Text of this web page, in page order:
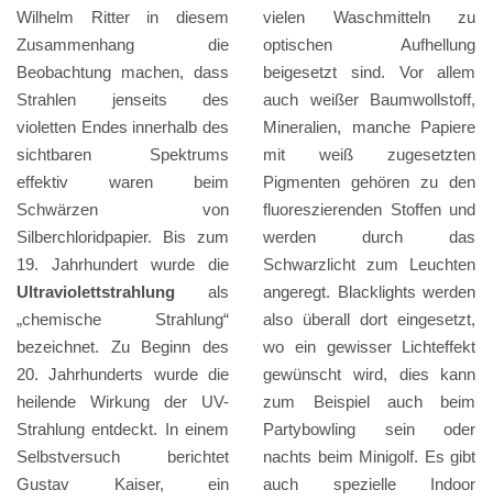
Wilhelm Ritter in diesem
Zusammenhang die
Beobachtung machen, dass
Strahlen jenseits des
violetten Endes innerhalb des
sichtbaren Spektrums
effektiv waren beim
Schwärzen von
Silberchloridpapier. Bis zum
19. Jahrhundert wurde die
Ultraviolettstrahlung als
„chemische Strahlung“
bezeichnet. Zu Beginn des
20. Jahrhunderts wurde die
heilende Wirkung der UV-
Strahlung entdeckt. In einem
Selbstversuch berichtet
Gustav Kaiser, ein
vielen Waschmitteln zu
optischen Aufhellung
beigesetzt sind. Vor allem
auch weißer Baumwollstoff,
Mineralien, manche Papiere
mit weiß zugesetzten
Pigmenten gehören zu den
fluoreszierenden Stoffen und
werden durch das
Schwarzlicht zum Leuchten
angeregt. Blacklights werden
also überall dort eingesetzt,
wo ein gewisser Lichteffekt
gewünscht wird, dies kann
zum Beispiel auch beim
Partybowling sein oder
nachts beim Minigolf. Es gibt
auch spezielle Indoor